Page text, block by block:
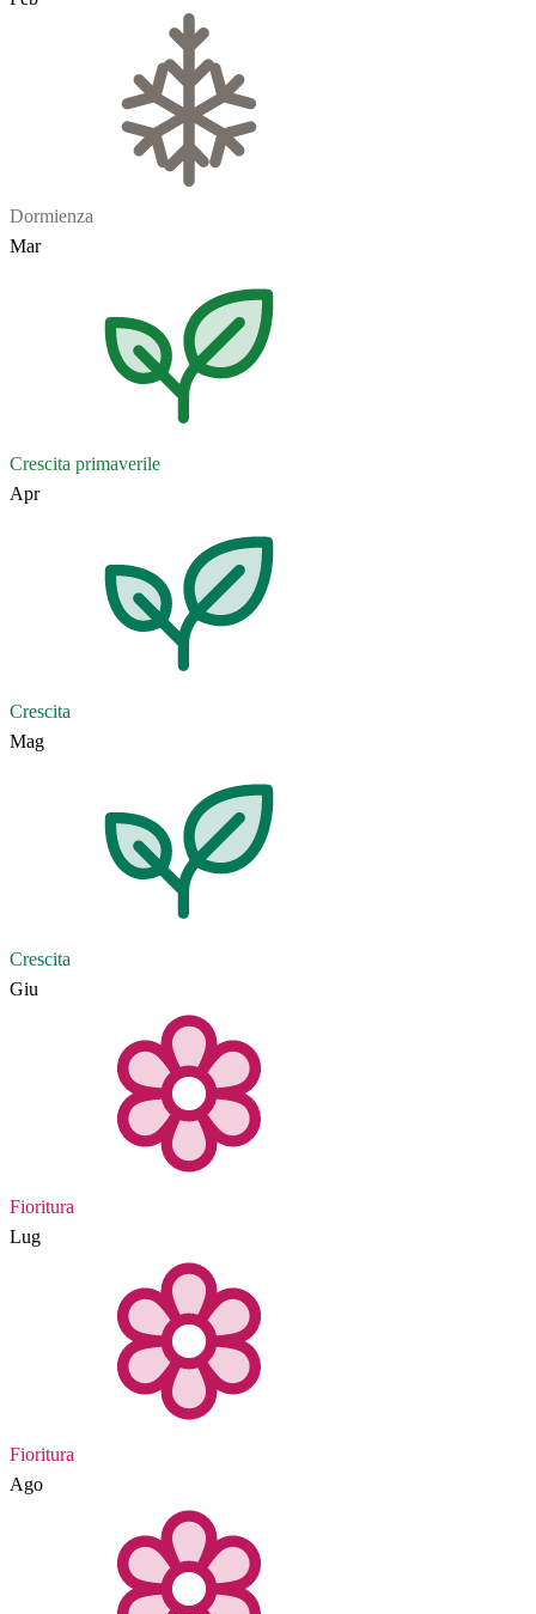
Dormienza
Mar
Crescita primaverile
Apr
Crescita
Mag
Crescita
Giu
Fioritura
Lug
Fioritura
Ago